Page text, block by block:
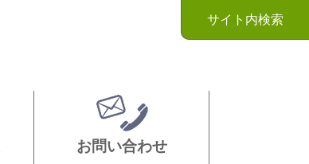
お問い合わせ
サイト内検索